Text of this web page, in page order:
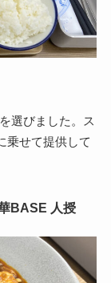
選びました。ス
乗せて提供して
BASE 人授